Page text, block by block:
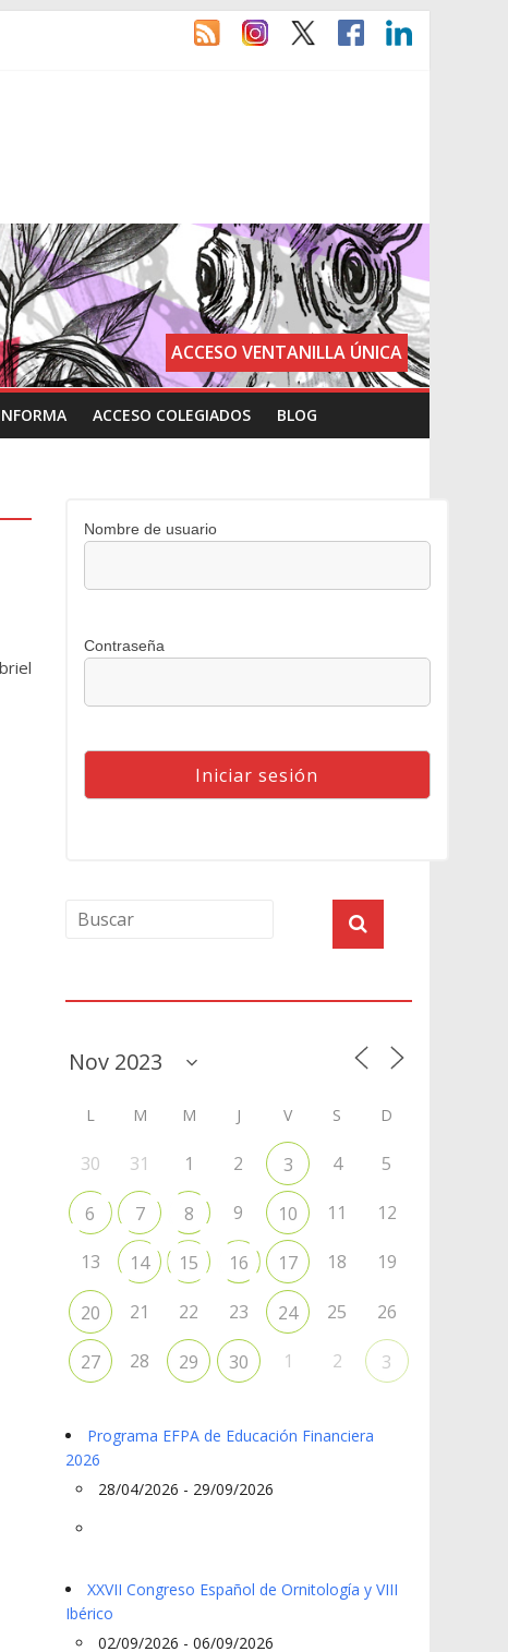
ACCESO VENTANILLA ÚNICA
ACCESO COLEGIADOS BLOG
Nombre de usuario
Contraseña
L M M J V S D
30 31 1 2 3 4 5
6 7 8 9 10 11 12
13 14 15 16 17 18 19
20 21 22 23 24 25 26
27 28 29 30 1 2 3
Programa EFPA de Educación Financiera
2026
28/04/2026 - 29/09/2026
XXVII Congreso Español de Ornitología y VIII
Ibérico
02/09/2026 - 06/09/2026